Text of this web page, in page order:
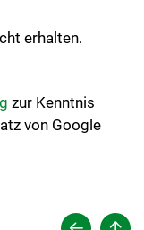
erhalten.
zur Kenntnis
von Google